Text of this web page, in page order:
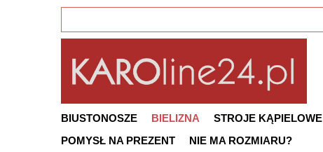
BIUSTONOSZE BIELIZNA STROJE KĄPIELOWE
POMYSŁ NA PREZENT
NIE MA ROZMIARU?